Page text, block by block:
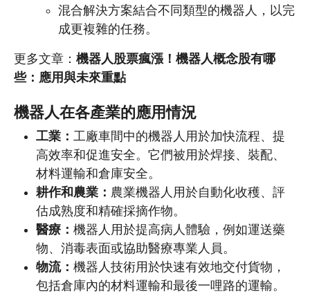
混合解決方案結合不同類型的機器人，以完
成更複雜的任務。
更多文章： 機器人股票瘋漲！機器人概念股有哪
些：應用與未來重點
機器人在各產業的應用情況
工業： 工廠車間中的機器人用於加快流程、提
高效率和促進安全。它們被用於焊接、裝配、
材料運輸和倉庫安全。
耕作和農業： 農業機器人用於自動化收穫、評
估成熟度和精確採摘作物。
醫療： 機器人用於提高病人體驗，例如運送藥
物、消毒表面或協助醫療專業人員。
物流： 機器人技術用於快速有效地交付貨物，
包括倉庫內的材料運輸和最後一哩路的運輸。